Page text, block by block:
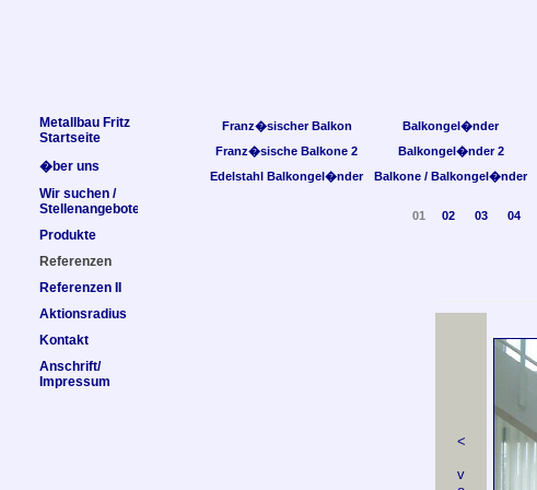
<
v
Franz�sischer Balkon Balkongel�nder
Franz�sische Balkone 2
Balkongel�nder 2
Edelstahl Balkongel�nder
Balkone / Balkongel�nder
01 02 03 04
Metallbau Fritz
Startseite
�ber uns
Wir suchen /
Stellenangebote
Produkte
Referenzen
Referenzen II
Aktionsradius
Kontakt
Anschrift/
Impressum